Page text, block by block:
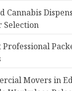
Cannabis
Selection
Movers in